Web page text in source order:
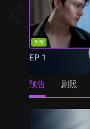
免费
EP 1
预告 剧照